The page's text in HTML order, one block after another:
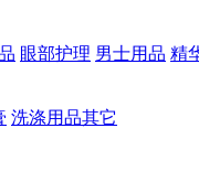
眼部护理 男士用品 精
洗涤用品其它